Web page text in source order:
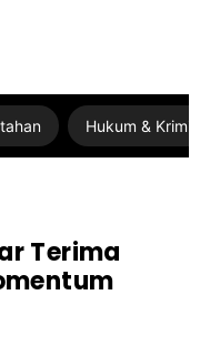
Hukum &
Terima